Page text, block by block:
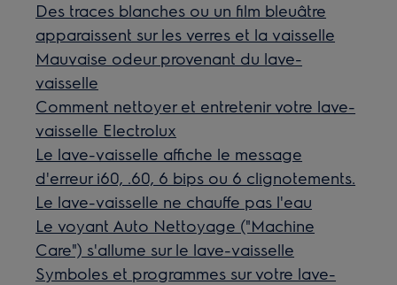
Des traces blanches ou un film bleuâtre
apparaissent sur les verres et la vaisselle
Mauvaise odeur provenant du lave-
vaisselle
Comment nettoyer et entretenir votre lave-
vaisselle Electrolux
Le lave-vaisselle affiche le message
d'erreur i60, .60, 6 bips ou 6 clignotements.
Le lave-vaisselle ne chauffe pas l'eau
Le voyant Auto Nettoyage ("Machine
Care") s'allume sur le lave-vaisselle
Symboles et programmes sur votre lave-